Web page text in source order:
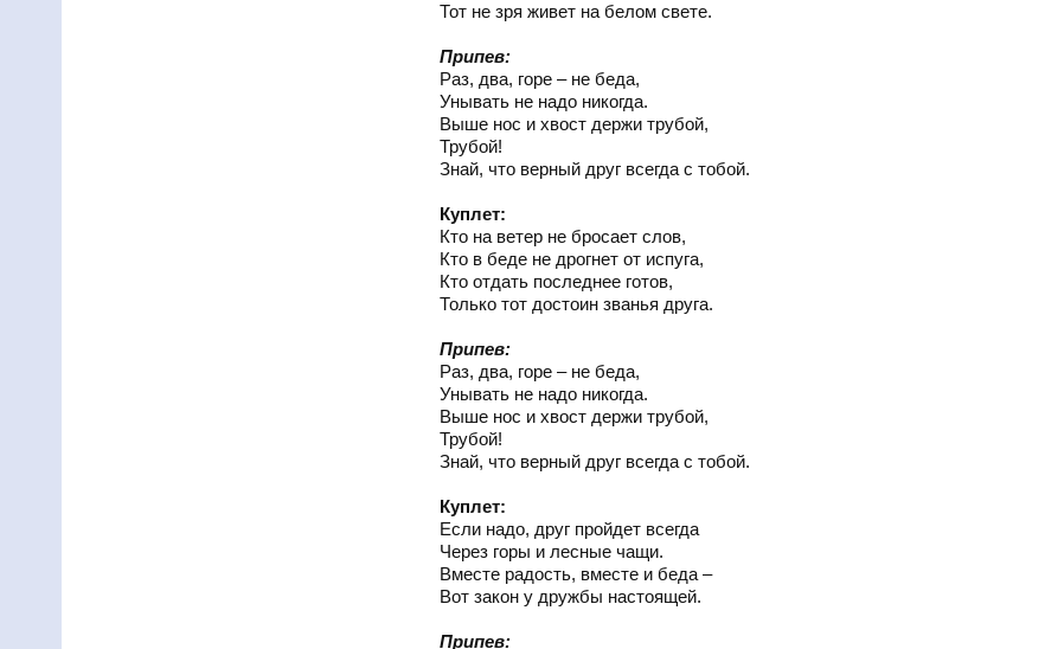
Тот не зря живет на белом свете.
Припев:
Раз, два, горе – не беда,
Унывать не надо никогда.
Выше нос и хвост держи трубой,
Трубой!
Знай, что верный друг всегда с тобой.
Куплет:
Кто на ветер не бросает слов,
Кто в беде не дрогнет от испуга,
Кто отдать последнее готов,
Только тот достоин званья друга.
Припев:
Раз, два, горе – не беда,
Унывать не надо никогда.
Выше нос и хвост держи трубой,
Трубой!
Знай, что верный друг всегда с тобой.
Куплет:
Если надо, друг пройдет всегда
Через горы и лесные чащи.
Вместе радость, вместе и беда –
Вот закон у дружбы настоящей.
Припев: